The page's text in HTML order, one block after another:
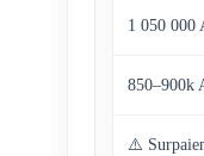
1 050 000
850–900k
⚠️